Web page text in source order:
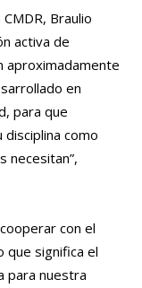
Braulio
activa de
aproximadamente
en
para que
como
necesitan”,
con el
que significa el
para nuestra